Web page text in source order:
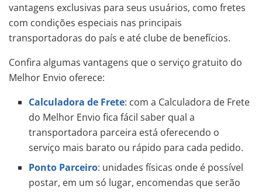
vantagens exclusivas para seus usuários, como fretes
com condições especiais nas principais
transportadoras do país e até clube de benefícios.
Confira algumas vantagens que o serviço gratuito do
Melhor Envio oferece:
Calculadora de Frete: com a Calculadora de Frete
do Melhor Envio fica fácil saber qual a
transportadora parceira está oferecendo o
serviço mais barato ou rápido para cada pedido.
Ponto Parceiro: unidades físicas onde é possível
postar, em um só lugar, encomendas que serão